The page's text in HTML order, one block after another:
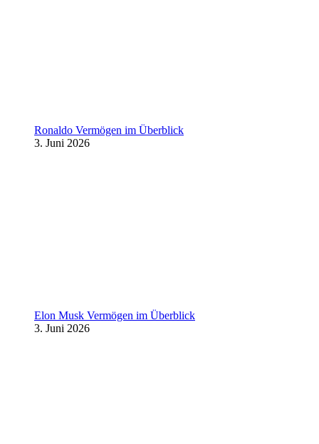
Ronaldo Vermögen im Überblick
3. Juni 2026
Elon Musk Vermögen im Überblick
3. Juni 2026